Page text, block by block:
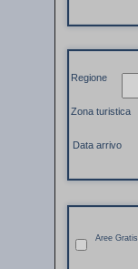
Regione
Zona turistica
Data arrivo
Aree Gratis